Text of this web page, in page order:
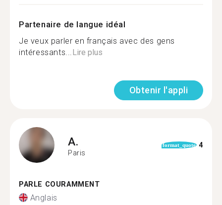
Partenaire de langue idéal
Je veux parler en français avec des gens
intéressants...Lire plus
Obtenir l'appli
A.
Paris
format_quote 4
PARLE COURAMMENT
Anglais